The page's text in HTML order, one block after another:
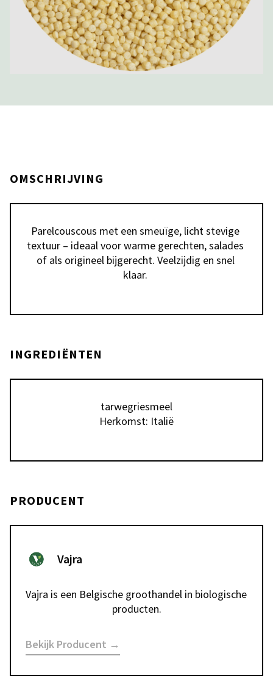
OMSCHRIJVING
Parelcouscous met een smeuïge, licht stevige
textuur – ideaal voor warme gerechten, salades
of als origineel bijgerecht. Veelzijdig en snel
klaar.
INGREDIËNTEN
tarwegriesmeel
Herkomst: Italië
PRODUCENT
Vajra
Vajra is een Belgische groothandel in biologische
producten.
Bekijk Producent →